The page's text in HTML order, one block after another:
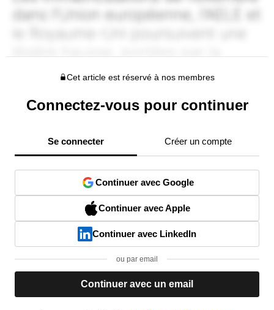
Cet article est réservé à nos membres
Connectez-vous pour continuer
Se connecter Créer un compte
Continuer avec Google
Continuer avec Apple
Continuer avec LinkedIn
ou par email
Continuer avec un email